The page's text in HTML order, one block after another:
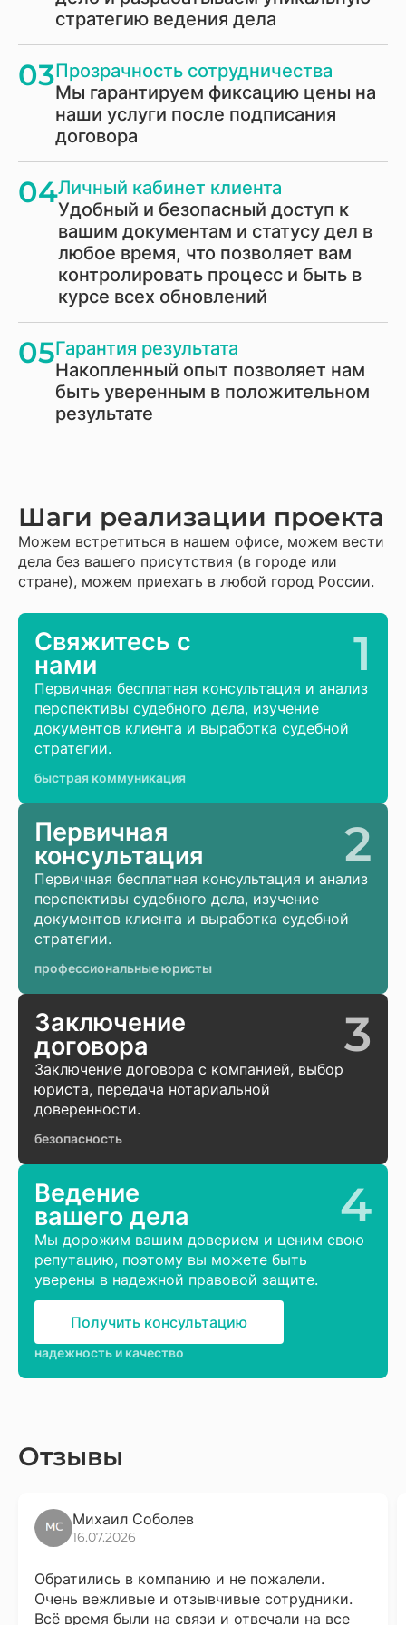
стратегию ведения дела
03Прозрачность сотрудничества
Мы гарантируем фиксацию цены на
наши услуги после подписания
договора
04Личный кабинет клиента
Удобный и безопасный доступ к
вашим документам и статусу дел в
любое время, что позволяет вам
контролировать процесс и быть в
курсе всех обновлений
05Гарантия результата
Накопленный опыт позволяет нам
быть уверенным в положительном
результате
Шаги реализации проекта
Можем встретиться в нашем офисе, можем вести
дела без вашего присутствия (в городе или
стране), можем приехать в любой город России.
Свяжитесь с
нами
1
Первичная бесплатная консультация и анализ
перспективы судебного дела, изучение
документов клиента и выработка судебной
стратегии.
быстрая коммуникация
Первичная
консультация
2
Первичная бесплатная консультация и анализ
перспективы судебного дела, изучение
документов клиента и выработка судебной
стратегии.
профессиональные юристы
Заключение
договора
3
Заключение договора с компанией, выбор
юриста, передача нотариальной
доверенности.
безопасность
Ведение
вашего дела
4
Мы дорожим вашим доверием и ценим свою
репутацию, поэтому вы можете быть
уверены в надежной правовой защите.
Получить консультацию
надежность и качество
Отзывы
Михаил Соболев
16.07.2026
Обратились в компанию и не пожалели.
Очень вежливые и отзывчивые сотрудники.
Всё время были на связи и отвечали на все